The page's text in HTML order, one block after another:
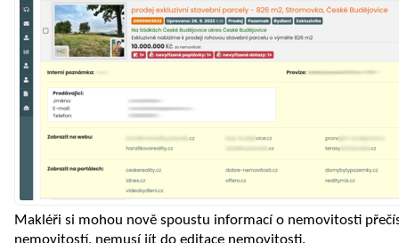
Makléři si mohou nově spoustu informací o nemovitosti
nemovitostí, nemusí jít do editace nemovitosti.